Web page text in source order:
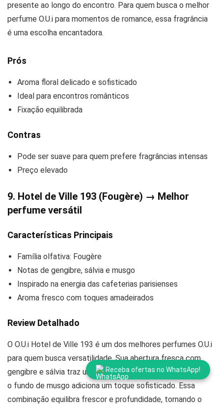
Receba ofertas no WhatsApp!
presente ao longo do encontro. Para quem busca o melhor
perfume O.U.i para momentos de romance, essa fragrância
é uma escolha encantadora.
Prós
Aroma floral delicado e sofisticado
Ideal para encontros românticos
Fixação equilibrada
Contras
Pode ser suave para quem prefere fragrâncias intensas
Preço elevado
9. Hotel de Ville 193 (Fougère) → Melhor
perfume versátil
Características Principais
Família olfativa: Fougère
Notas de gengibre, sálvia e musgo
Inspirado na energia das cafeterias parisienses
Aroma fresco com toques amadeirados
Review Detalhado
O O.U.i Hotel de Ville 193 é um dos melhores perfumes O.U.i
para quem busca versatilidade. Sua abertura fresca com
gengibre e sálvia traz uma sensação revigorante, enquanto
o fundo de musgo adiciona um toque sofisticado. Essa
combinação equilibra frescor e profundidade, tornando o